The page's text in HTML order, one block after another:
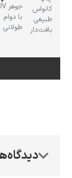
شاهکارهای
تاریخ هنر
روی
چارچوب
روش ساخت و
(بدون دیدگاه)